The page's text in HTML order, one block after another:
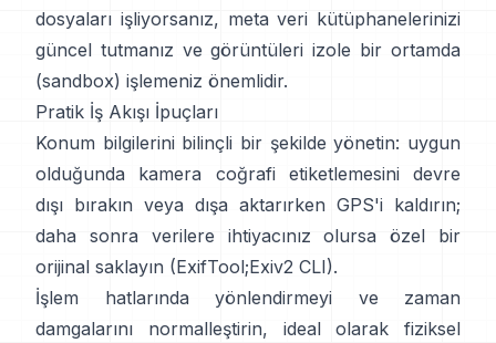
dosyaları işliyorsanız, meta veri kütüphanelerinizi
güncel tutmanız ve görüntüleri izole bir ortamda
(sandbox) işlemeniz önemlidir.
Pratik İş Akışı İpuçları
Konum bilgilerini bilinçli bir şekilde yönetin: uygun
olduğunda kamera coğrafi etiketlemesini devre
dışı bırakın veya dışa aktarırken GPS'i kaldırın;
daha sonra verilere ihtiyacınız olursa özel bir
orijinal saklayın (ExifTool;Exiv2 CLI).
İşlem hatlarında yönlendirmeyi ve zaman
damgalarını normalleştirin, ideal olarak fiziksel